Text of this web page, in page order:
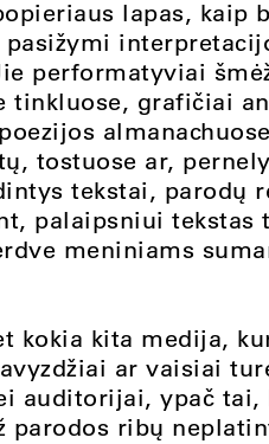
lapas, kaip
performatyviai
tinkluose, grafičiai
tostuose ar,
tekstai, parodų
palaipsniui tekstas
meniniams
kokia kita medija,
ar vaisiai
auditorijai, ypač tai,
parodos ribų